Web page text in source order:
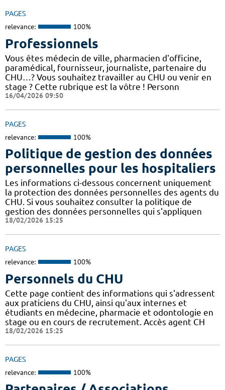
PAGES
relevance: 100%
Professionnels
Vous êtes médecin de ville, pharmacien d'officine,
paramédical, fournisseur, journaliste, partenaire du
CHU…? Vous souhaitez travailler au CHU ou venir en
stage ? Cette rubrique est la vôtre ! Personn
16/04/2026 09:50
PAGES
relevance: 100%
Politique de gestion des données
personnelles pour les hospitaliers
Les informations ci-dessous concernent uniquement
la protection des données personnelles des agents du
CHU. Si vous souhaitez consulter la politique de
gestion des données personnelles qui s'appliquen
18/02/2026 15:25
PAGES
relevance: 100%
Personnels du CHU
Cette page contient des informations qui s'adressent
aux praticiens du CHU, ainsi qu'aux internes et
étudiants en médecine, pharmacie et odontologie en
stage ou en cours de recrutement. Accès agent CH
18/02/2026 15:25
PAGES
relevance: 100%